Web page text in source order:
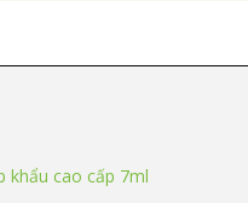
khẩu cao cấp 7ml